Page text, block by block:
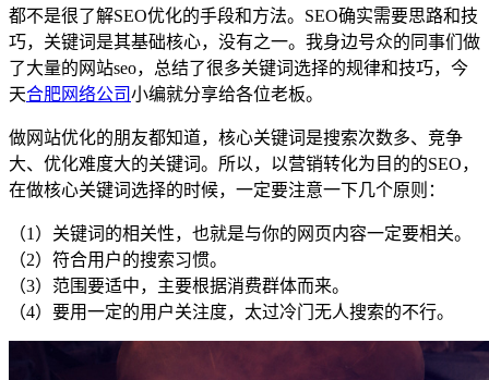
都不是很了解SEO优化的手段和方法。SEO确实需要思路和技
巧，关键词是其基础核心，没有之一。我身边号众的同事们做
了大量的网站seo，总结了很多关键词选择的规律和技巧，今
天合肥网络公司小编就分享给各位老板。
做网站优化的朋友都知道，核心关键词是搜索次数多、竞争
大、优化难度大的关键词。所以，以营销转化为目的的SEO，
在做核心关键词选择的时候，一定要注意一下几个原则：
（1）关键词的相关性，也就是与你的网页内容一定要相关。
（2）符合用户的搜索习惯。
（3）范围要适中，主要根据消费群体而来。
（4）要用一定的用户关注度，太过冷门无人搜索的不行。